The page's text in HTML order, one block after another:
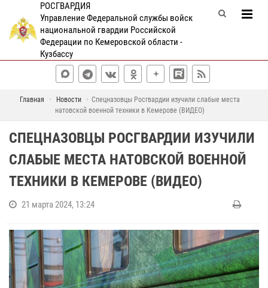
РОСГВАРДИЯ
Управление Федеральной службы войск
национальной гвардии Российской
Федерации по Кемеровской области -
Кузбассу
Главная Новости
Спецназовцы Росгвардии изучили слабые места
натовской военной техники в Кемерове (ВИДЕО)
СПЕЦНАЗОВЦЫ РОСГВАРДИИ ИЗУЧИЛИ
СЛАБЫЕ МЕСТА НАТОВСКОЙ ВОЕННОЙ
ТЕХНИКИ В КЕМЕРОВЕ (ВИДЕО)
21 марта 2024, 13:24